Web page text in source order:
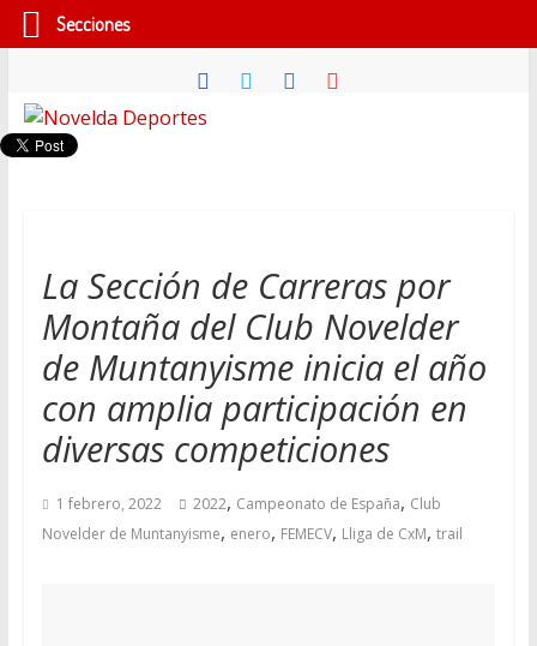
contenido
Novelda
Pasión
por
nuestro
deporte
La Sección de Carreras por
Montaña del Club Novelder
de Muntanyisme inicia el año
con amplia participación en
diversas competiciones
1 febrero, 2022 2022, Campeonato de España, Club
Novelder de Muntanyisme, enero, FEMECV, Lliga de CxM, trail
Secciones